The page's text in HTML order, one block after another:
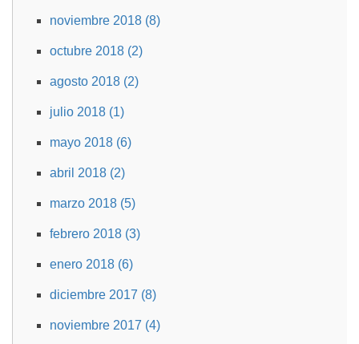
noviembre 2018 (8)
octubre 2018 (2)
agosto 2018 (2)
julio 2018 (1)
mayo 2018 (6)
abril 2018 (2)
marzo 2018 (5)
febrero 2018 (3)
enero 2018 (6)
diciembre 2017 (8)
noviembre 2017 (4)